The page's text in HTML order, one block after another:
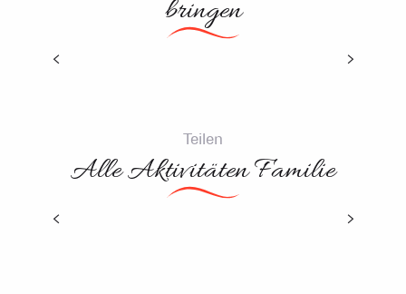
bringen
Teilen
Alle Aktivitäten Familie